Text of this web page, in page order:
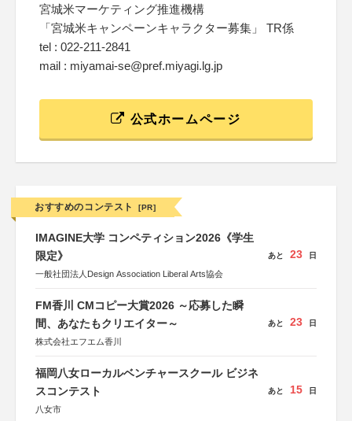
宮城米マーケティング推進機構
「宮城米キャンペーンキャラクター募集」 TR係
tel : 022-211-2841
mail : miyamai-se@pref.miyagi.lg.jp
公式ホームページ
おすすめのコンテスト [PR]
IMAGINE大学 コンペティション2026《学生
限定》
一般社団法人Design Association Liberal Arts協会
あと 23 日
FM香川 CMコピー大賞2026 ～応募した瞬
間、あなたもクリエイター～
株式会社エフエム香川
あと 23 日
福岡八女ローカルベンチャースクール ビジネ
スコンテスト
八女市
あと 15 日